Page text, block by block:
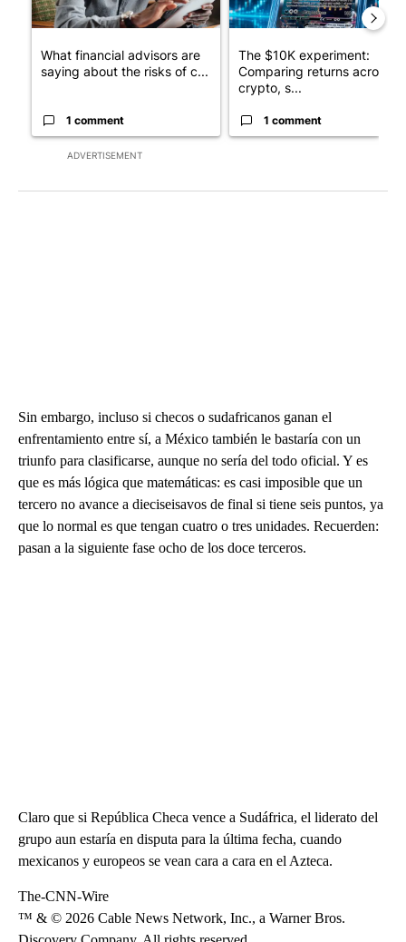
ADVERTISEMENT
What financial advisors are
saying about the risks of c...
1 comment
The $10K experiment:
Comparing returns across
crypto, s...
1 comment
Sin embargo, incluso si checos o sudafricanos ganan el
enfrentamiento entre sí, a México también le bastaría con un
triunfo para clasificarse, aunque no sería del todo oficial. Y es
que es más lógica que matemáticas: es casi imposible que un
tercero no avance a dieciseisavos de final si tiene seis puntos, ya
que lo normal es que tengan cuatro o tres unidades. Recuerden:
pasan a la siguiente fase ocho de los doce terceros.
Claro que si República Checa vence a Sudáfrica, el liderato del
grupo aun estaría en disputa para la última fecha, cuando
mexicanos y europeos se vean cara a cara en el Azteca.
The-CNN-Wire
™ & © 2026 Cable News Network, Inc., a Warner Bros.